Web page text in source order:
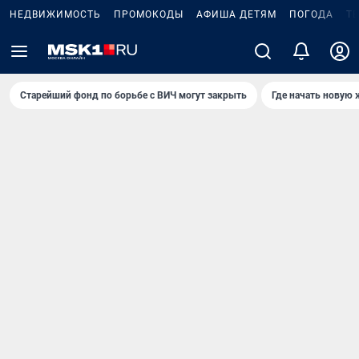
НЕДВИЖИМОСТЬ ПРОМОКОДЫ АФИША ДЕТЯМ ПОГОДА
Старейший фонд по борьбе с ВИЧ могут закрыть Где начать новую